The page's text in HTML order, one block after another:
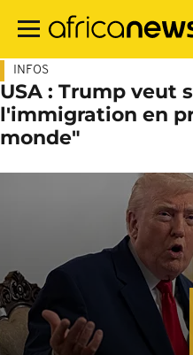
contenu
INFOS
USA : Trump veut
l'immigration en
monde"